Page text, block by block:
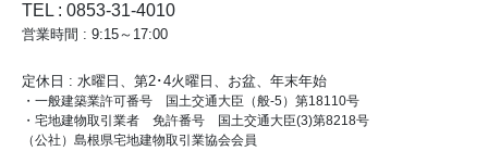
TEL : 0853-31-4010
営業時間 : 9:15～17:00
定休日 : 水曜日、第2･4火曜日、お盆、年末年始
・一般建築業許可番号 国土交通大臣（般-5）第18110号
・宅地建物取引業者 免許番号 国土交通大臣(3)第8218号
（公社）島根県宅地建物取引業協会会員